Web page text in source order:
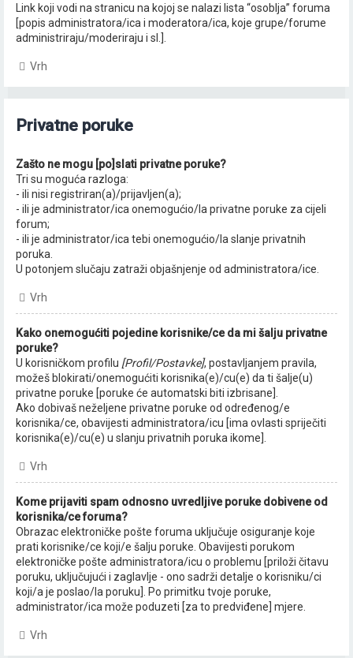
Link koji vodi na stranicu na kojoj se nalazi lista “osoblja” foruma
[popis administratora/ica i moderatora/ica, koje grupe/forume
administriraju/moderiraju i sl.].
Vrh
Privatne poruke
Zašto ne mogu [po]slati privatne poruke?
Tri su moguća razloga:
- ili nisi registriran(a)/prijavljen(a);
- ili je administrator/ica onemogućio/la privatne poruke za cijeli
forum;
- ili je administrator/ica tebi onemogućio/la slanje privatnih
poruka.
U potonjem slučaju zatraži objašnjenje od administratora/ice.
Vrh
Kako onemogućiti pojedine korisnike/ce da mi šalju privatne
poruke?
U korisničkom profilu [Profil/Postavke], postavljanjem pravila,
možeš blokirati/onemogućiti korisnika(e)/cu(e) da ti šalje(u)
privatne poruke [poruke će automatski biti izbrisane].
Ako dobivaš neželjene privatne poruke od određenog/e
korisnika/ce, obavijesti administratora/icu [ima ovlasti spriječiti
korisnika(e)/cu(e) u slanju privatnih poruka ikome].
Vrh
Kome prijaviti spam odnosno uvredljive poruke dobivene od
korisnika/ce foruma?
Obrazac elektroničke pošte foruma uključuje osiguranje koje
prati korisnike/ce koji/e šalju poruke. Obavijesti porukom
elektroničke pošte administratora/icu o problemu [priloži čitavu
poruku, uključujući i zaglavlje - ono sadrži detalje o korisniku/ci
koji/a je poslao/la poruku]. Po primitku tvoje poruke,
administrator/ica može poduzeti [za to predviđene] mjere.
Vrh